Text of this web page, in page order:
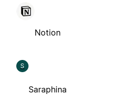
Notion
S
Saraphina